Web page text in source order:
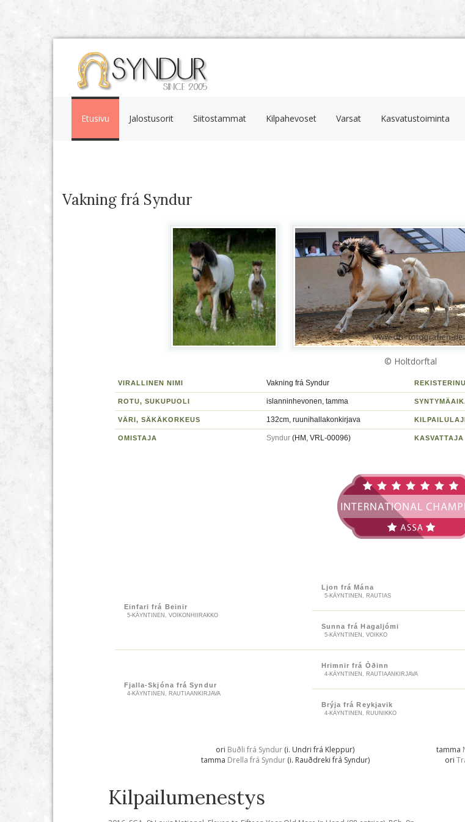
Etusivu Jalostusorit Siitostammat Kilpahevoset Varsat Kasvatustoiminta
Vakning frá Syndur
© Holtdorftal
VIRALLINEN NIMI Vakning frá Syndur
ROTU, SUKUPUOLI islanninhevonen, tamma
VÄRI, SÄKÄKORKEUS 132cm, ruunihallakonkirjava
OMISTAJA Syndur(HM, VRL-00096) KASVATTAJA
Einfari frá Beinir
5-KÄYNTINEN, VOIKONHIIRAKKO
Ljon frá Mána
5-KÄYNTINEN, RAUTIAS
Sunna frá Hagaljómi
5-KÄYNTINEN, VOIKKO
Fjalla-Skjóna frá Syndur
4-KÄYNTINEN, RAUTIAANKIRJAVA
Hrimnir frá Òðinn
4-KÄYNTINEN, RAUTIAANKIRJAVA
Brýja frá Reykjavik
4-KÄYNTINEN, RUUNIKKO
ori Buðli frá Syndur (i. Undri frá Kleppur)
tamma Drella frá Syndur(i. Rauðdreki frá Syndur)
tamma
ori
Kilpailumenestys